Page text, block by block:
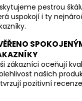
pestrou
uspokojí i ty
zákazníci oceňují
našich
pozitivní